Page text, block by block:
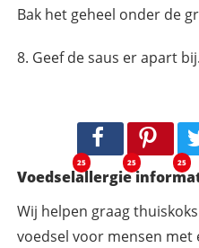
Bak het geheel onder de
Geef de saus er apart bij.
25 25 25
Voedselallergie
Wij helpen graag
voedsel voor mensen met